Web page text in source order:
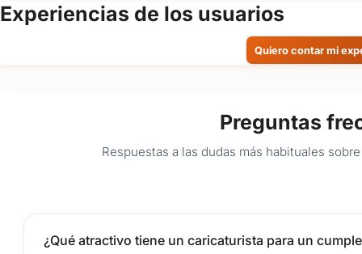
Consultá mi disponibilidad y armemos una propuesta a
experiencia artística verdaderamente memorable.
Experiencias de los usuarios
Quiero contar mi
Preguntas
Respuestas a las dudas más habituales
¿Qué atractivo tiene un caricaturista para un